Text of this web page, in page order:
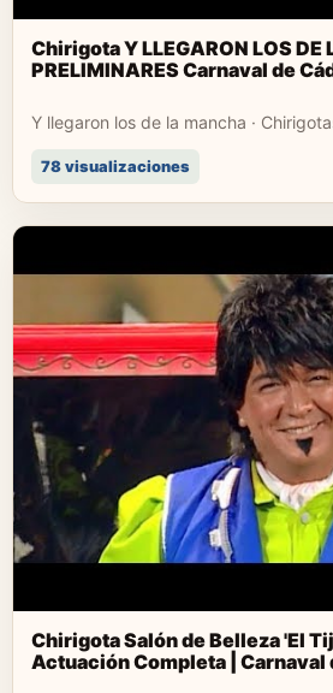
Chirigota Y LLEGARON LOS DE
PRELIMINARES Carnaval de
Y llegaron los de la mancha ·
78 visualizaciones
Chirigota Salón de Belleza 'El
Actuación Completa | Carnaval